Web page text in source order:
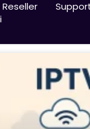
Reseller